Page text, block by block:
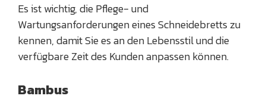
Es ist wichtig, die Pflege- und
Wartungsanforderungen eines Schneidebretts zu
kennen, damit Sie es an den Lebensstil und die
verfügbare Zeit des Kunden anpassen können.
Bambus